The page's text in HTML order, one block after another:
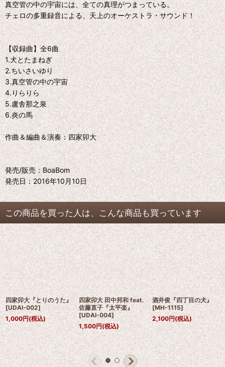
真空管の中の宇宙には、全ての真理がつまっている。
チェロの多重録音による、天上のオーケストラ・サウンド！
【収録曲】全6曲
1.犬とたまねぎ
2.ちいさいゆり
3.真空管の中の宇宙
4.りらりら
5.盧舎那之泉
6.炎の馬
作曲＆編曲＆演奏：四家卯大
発売/販売：BoaBom
発売日：2016年10月10日
この商品を買った人は、こんな商品も買っています
四家卯大『とりのうた』
[UDAI-002]
1,000円(税込)
四家卯大 田中邦和 feat.
佐藤直子『太平楽』
[UDAI-004]
1,500円(税込)
酒井俊『四丁目の犬』
[MH-1115]
2,100円(税込)